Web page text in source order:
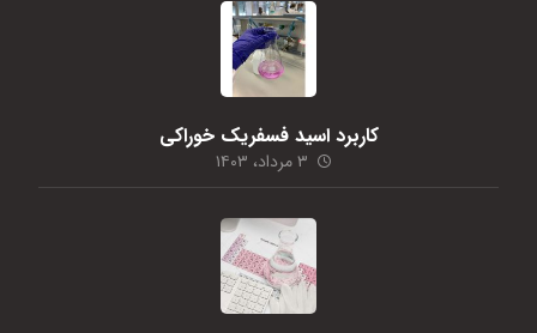
کاربرد اسید فسفریک خوراکی
۳ مرداد، ۱۴۰۳